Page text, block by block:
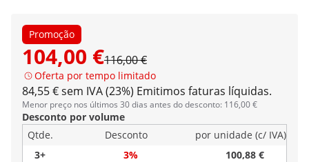
Promoção
104,00 €116,00 €
Oferta por tempo limitado
84,55 € sem IVA (23%) Emitimos faturas líquidas.
Menor preço nos últimos 30 dias antes do desconto: 116,00 €
Desconto por volume
Qtde.
Desconto
por unidade (c/ IVA)
3+
3%
100,88 €